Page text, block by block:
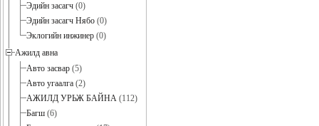
Эдийн засагч (0)
Эдийн засагч Нябо (0)
Эклогийн инжинер (0)
Ажилд авна
Авто засвар (5)
Авто угаалга (2)
АЖИЛД УРЬЖ БАЙНА (112)
Багш (6)